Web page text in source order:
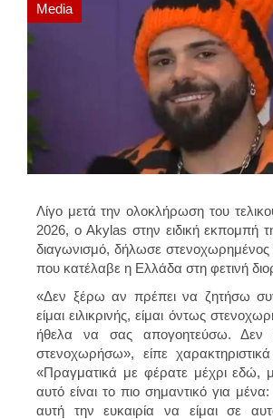
Media
Λίγο μετά την ολοκλήρωση του
2026, ο Akylas στην ειδική εκπομπή
διαγωνισμό, δήλωσε στενοχωρημένος
που κατέλαβε η Ελλάδα στη φετινή
«Δεν ξέρω αν πρέπει να ζητήσω
είμαι ειλικρινής, είμαι όντως
ήθελα να σας απογοητεύσω.
στενοχωρήσω», είπε
«Πραγματικά με φέρατε μέχρι εδώ,
αυτό είναι το πιο σημαντικό για
αυτή την ευκαιρία να είμαι σε